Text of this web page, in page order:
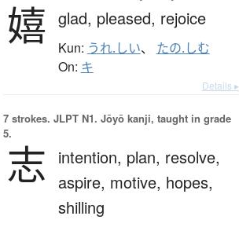
嬉 glad, pleased, rejoice
Kun: うれ.しい、 たの.しむ
On: キ
Details ▸
7 strokes. JLPT N1. Jōyō kanji, taught in grade
5.
志 intention, plan, resolve,
aspire, motive, hopes,
shilling